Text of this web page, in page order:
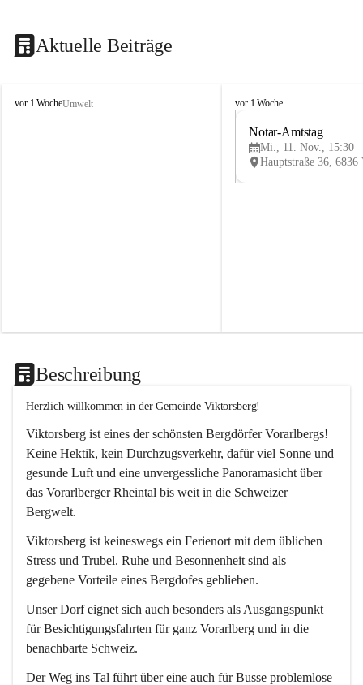
Aktuelle Beiträge
V
vor 1 WocheUmwelt
V
vor 1 Woche
Notar-Amtstag
Mi., 11. Nov., 15:30
Beschreibung
Herzlich willkommen in der Gemeinde Viktorsberg!
Viktorsberg ist eines der schönsten Bergdörfer Vorarlbergs!
Keine Hektik, kein Durchzugsverkehr, dafür viel Sonne und
gesunde Luft und eine unvergessliche Panoramasicht über
das Vorarlberger Rheintal bis weit in die Schweizer
Bergwelt.
Viktorsberg ist keineswegs ein Ferienort mit dem üblichen
Stress und Trubel. Ruhe und Besonnenheit sind als
gegebene Vorteile eines Bergdofes geblieben.
Unser Dorf eignet sich auch besonders als Ausgangspunkt
für Besichtigungsfahrten für ganz Vorarlberg und in die
benachbarte Schweiz.
Der Weg ins Tal führt über eine auch für Busse problemlose